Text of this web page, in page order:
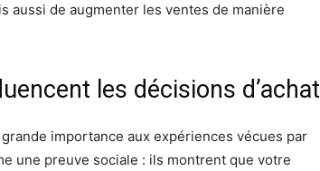
aussi de augmenter les ventes de manière
les décisions d’achat
importance aux expériences vécues par
une preuve sociale : ils montrent que votre